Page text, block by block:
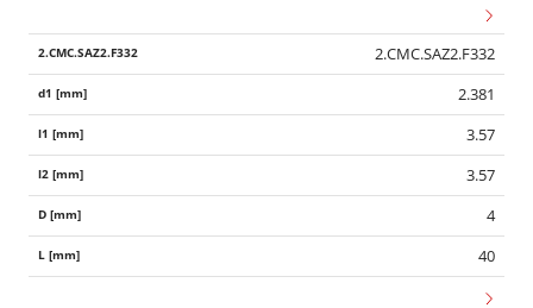
2.CMC.SAZ2.F332
2.381
3.57
3.57
4
40